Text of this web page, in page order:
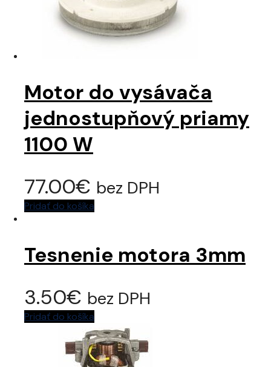
Motor do vysávača
jednostupňový priamy
1100 W
77.00€ bez DPH
Pridať do košíka
Tesnenie motora 3mm
3.50€ bez DPH
Pridať do košíka